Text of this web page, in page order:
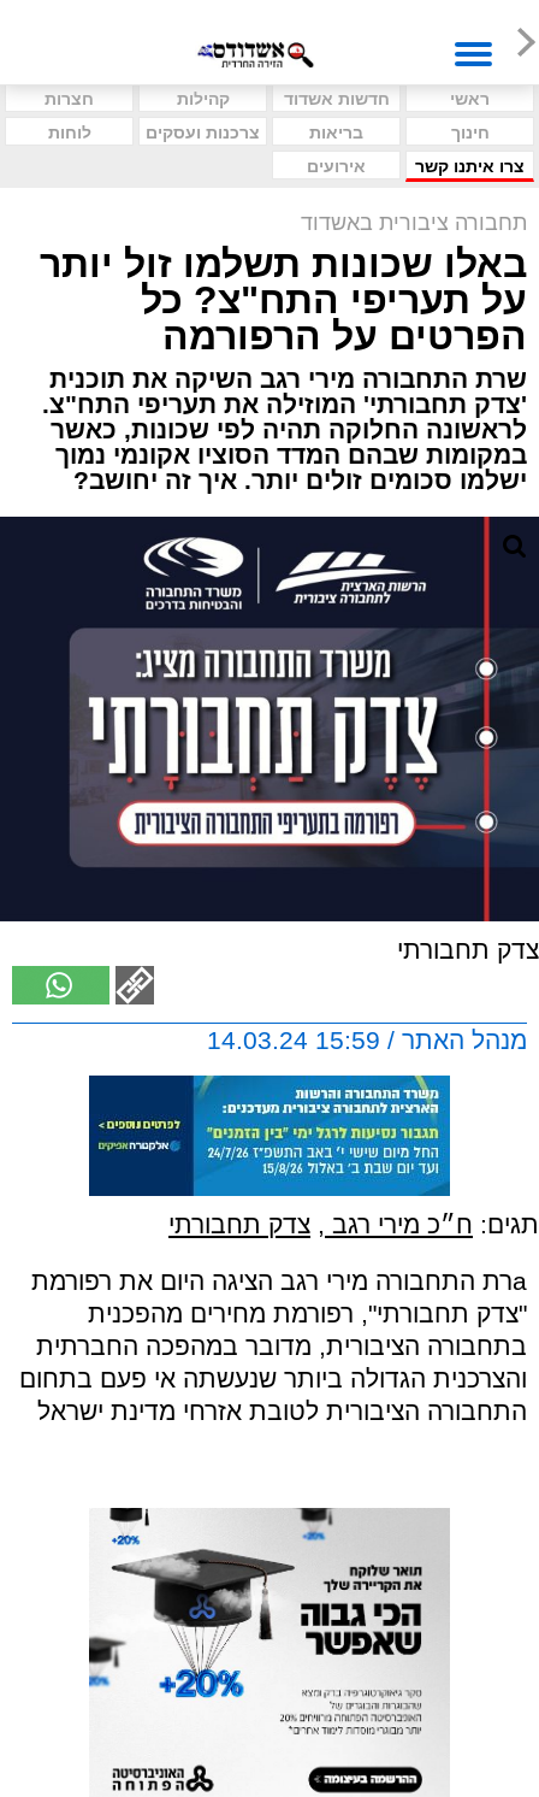
ראשי חדשות אשדוד קהילות
חצרות
חינוך
בריאות צרכנות ועסקים
לוחות
צרו איתנו קשר
אירועים
תחבורה ציבורית באשדוד
באלו שכונות תשלמו זול יותר
על תעריפי התח"צ? כל
הפרטים על הרפורמה
שרת התחבורה מירי רגב השיקה את תוכנית
'צדק תחבורתי' המוזילה את תעריפי התח"צ.
לראשונה החלוקה תהיה לפי שכונות, כאשר
במקומות שבהם המדד הסוציו אקונמי נמוך
ישלמו סכומים זולים יותר. איך זה יחושב?
צדק תחבורתי
מנהל האתר / 15:59 14.03.24
תגים: ח״כ מירי רגב , צדק תחבורתי
aרת התחבורה מירי רגב הציגה היום את רפורמת
"צדק תחבורתי", רפורמת מחירים מהפכנית
בתחבורה הציבורית, מדובר במהפכה החברתית
והצרכנית הגדולה ביותר שנעשתה אי פעם בתחום
התחבורה הציבורית לטובת אזרחי מדינת ישראל